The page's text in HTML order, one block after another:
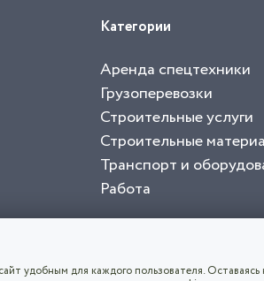
Категории
Аренда спецтехники
Грузоперевозки
Строительные услуги
Строительные
Транспорт и
Работа
означает согласие с
удобным для каждого пользователя. Оставаясь